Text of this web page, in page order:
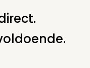
nalatenschap